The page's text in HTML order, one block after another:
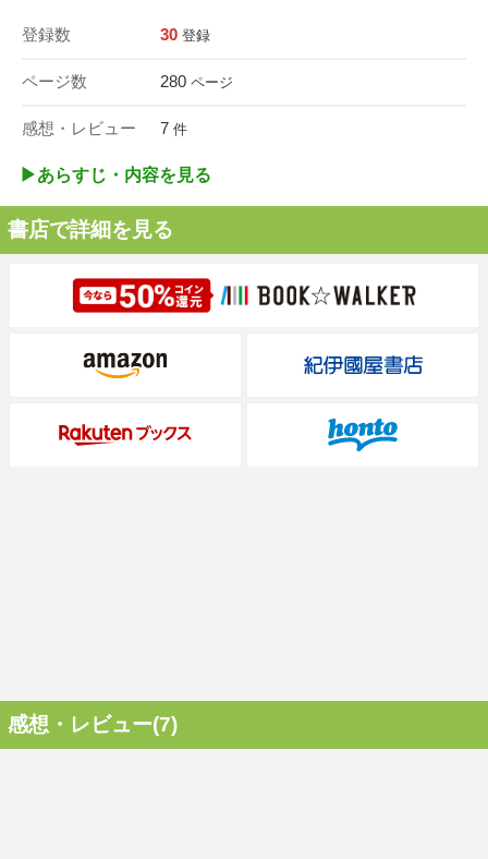
登録数 30 登録
ページ数 280 ページ
感想・レビュー 7 件
▶︎あらすじ・内容を見る
書店で詳細を見る
感想・レビュー(7)